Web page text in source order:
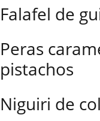
Falafel de
Peras
pistachos
Niguiri de